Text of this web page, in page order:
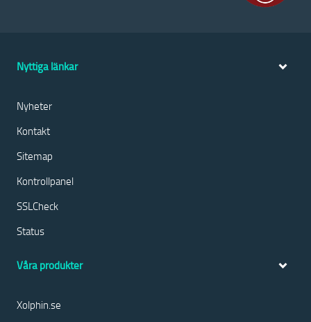
Nyttiga länkar
Nyheter
Kontakt
Sitemap
Kontrollpanel
SSLCheck
Status
Våra produkter
Xolphin.se